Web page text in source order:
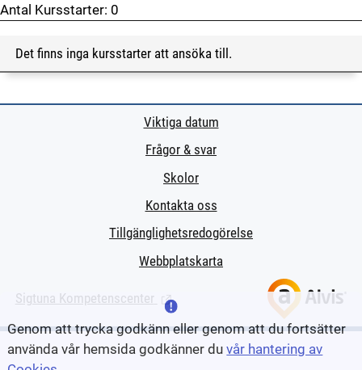
Antal Kursstarter: 0
Det finns inga kursstarter att ansöka till.
Viktiga datum
Frågor & svar
Skolor
Kontakta oss
Tillgänglighetsredogörelse
Webbplatskarta
Sigtuna Kompetenscenter (Länk till extern sida.)
Genom att trycka godkänn eller genom att du fortsätter
använda vår hemsida godkänner duvår hantering av